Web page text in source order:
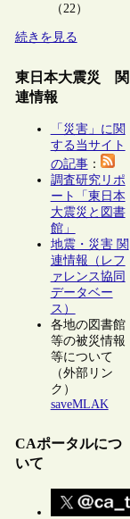
（22）
続きを見る
東日本大震災 関
連情報
「災害」に関
する当サイト
の記事：
調査研究リポ
ート「東日本
大震災と図書
館」
地震・災害 関
連情報（レフ
ァレンス協同
データベー
ス）
各地の図書館
等の被災情報
等について
（外部リン
ク）
saveMLAK
CAポータルにつ
いて